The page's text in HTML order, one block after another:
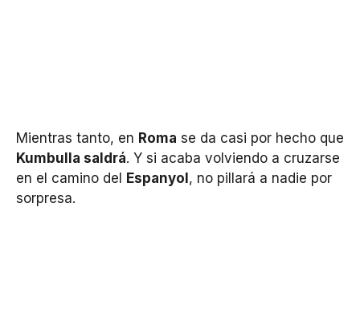
Mientras tanto, en Roma se da casi por hecho que
Kumbulla saldrá. Y si acaba volviendo a cruzarse
en el camino del Espanyol, no pillará a nadie por
sorpresa.